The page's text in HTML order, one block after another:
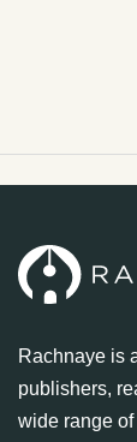
Rachnaye is
publishers,
wide range